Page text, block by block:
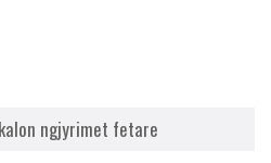
ngjyrimet fetare